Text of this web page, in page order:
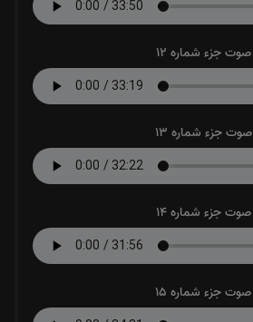
صوت جزء شماره 12
صوت جزء شماره 13
صوت جزء شماره 14
صوت جزء شماره 15